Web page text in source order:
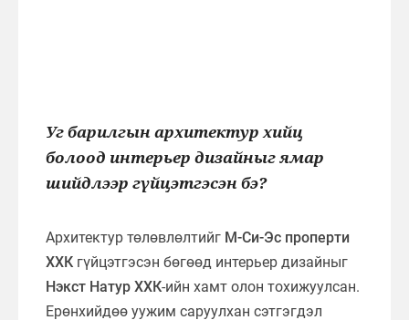
Уг барилгын архитектур хийц
болоод интерьер дизайныг ямар
шийдлээр гүйцэтгэсэн бэ?
Архитектур төлөвлөлтийг М-Си-Эс проперти
ХХК гүйцэтгэсэн бөгөөд интерьер дизайныг
Нэкст Натур ХХК-ийн хамт олон тохижуулсан.
Ерөнхийдөө уужим саруулхан сэтгэгдэл